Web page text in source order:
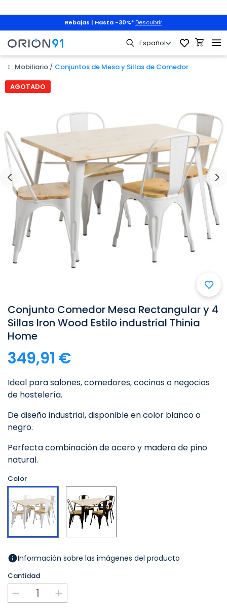
Rebajas | Hasta -30%* Descubrir
Mobiliario Conjuntos de Mesa y Sillas de Comedor
AGOTADO

Conjunto Comedor Mesa Rectangular y 4
Sillas Iron Wood Estilo industrial Thinia
Home
349,91 €
Ideal para salones, comedores, cocinas o negocios
de hostelería.
De diseño industrial, disponible en color blanco o
negro.
Perfecta combinación de acero y madera de pino
natural.
Color
Blanco Negro
Información sobre las imágenes del producto
Cantidad